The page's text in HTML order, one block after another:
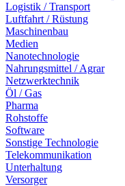
Logistik / Transport
Luftfahrt / Rüstung
Maschinenbau
Medien
Nanotechnologie
Nahrungsmittel / Agrar
Netzwerktechnik
Öl / Gas
Pharma
Rohstoffe
Software
Sonstige Technologie
Telekommunikation
Unterhaltung
Versorger